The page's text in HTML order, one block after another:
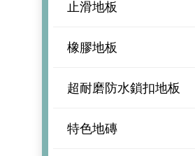
止滑地板
橡膠地板
超耐磨防水鎖扣地板
特色地磚